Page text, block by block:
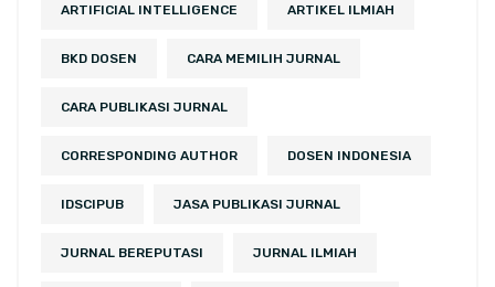
ARTIFICIAL INTELLIGENCE ARTIKEL ILMIAH
BKD DOSEN CARA MEMILIH JURNAL
CARA PUBLIKASI JURNAL
CORRESPONDING AUTHOR DOSEN INDONESIA
IDSCIPUB JASA PUBLIKASI JURNAL
JURNAL BEREPUTASI JURNAL ILMIAH